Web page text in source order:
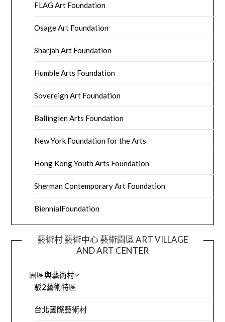
FLAG Art Foundation
Osage Art Foundation
Sharjah Art Foundation
Humble Arts Foundation
Sovereign Art Foundation
Ballinglen Arts Foundation
New York Foundation for the Arts
Hong Kong Youth Arts Foundation
Sherman Contemporary Art Foundation
BiennialFoundation
藝術村 藝術中心 藝術園區 ART VILLAGE
AND ART CENTER
園區與藝術村
駁2藝術特區
台北國際藝術村